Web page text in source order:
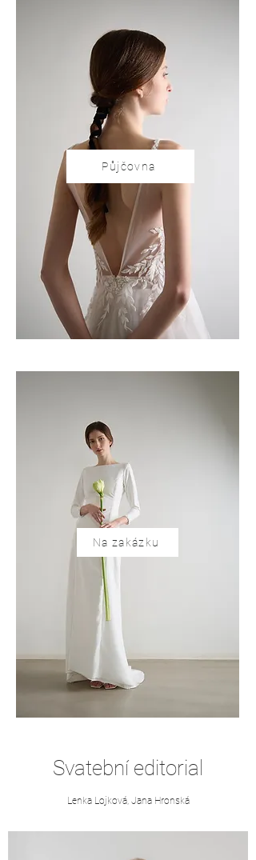
Půjčovna
Půjčovna
Na zakázku
Na zakázku
Svatební editorial
Lenka Lojková, Jana Hronská